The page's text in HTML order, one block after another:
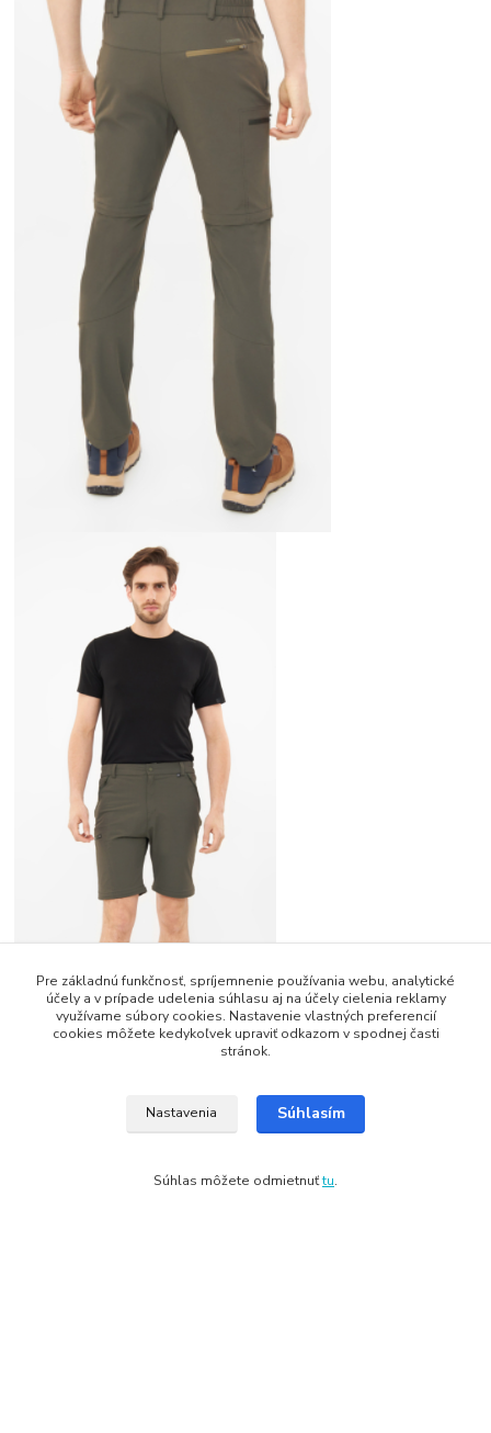
Pre základnú funkčnosť, spríjemnenie používania webu, analytické
účely a v prípade udelenia súhlasu aj na účely cielenia reklamy
využívame súbory cookies. Nastavenie vlastných preferencií
cookies môžete kedykoľvek upraviť odkazom v spodnej časti
stránok.
Nastavenia Súhlasím
Súhlas môžete odmietnuťtu.